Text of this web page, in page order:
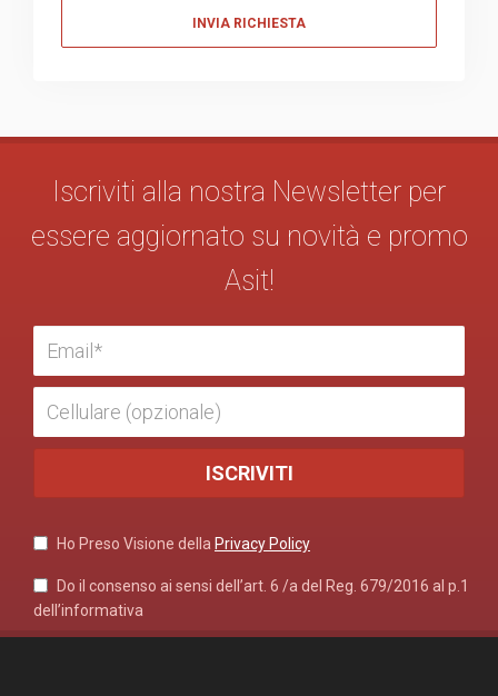
Iscriviti alla nostra Newsletter per
essere aggiornato su novità e promo
Asit!
Ho Preso Visione della Privacy Policy
Do il consenso ai sensi dell’art. 6 /a del Reg. 679/2016 al p.1
dell’informativa